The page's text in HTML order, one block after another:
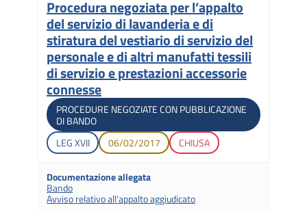
Titolo
Procedura negoziata per l’appalto
del servizio di lavanderia e di
stiratura del vestiario di servizio del
personale e di altri manufatti tessili
di servizio e prestazioni accessorie
connesse
Tipologia di gara
PROCEDURE NEGOZIATE CON PUBBLICAZIONE
DI BANDO
Legislatura di apertura
LEGXVII Data di apertura
06/02/2017 Stato gara
CHIUSA
Documentazione allegata
Bando
Avviso relativo all'appalto aggiudicato